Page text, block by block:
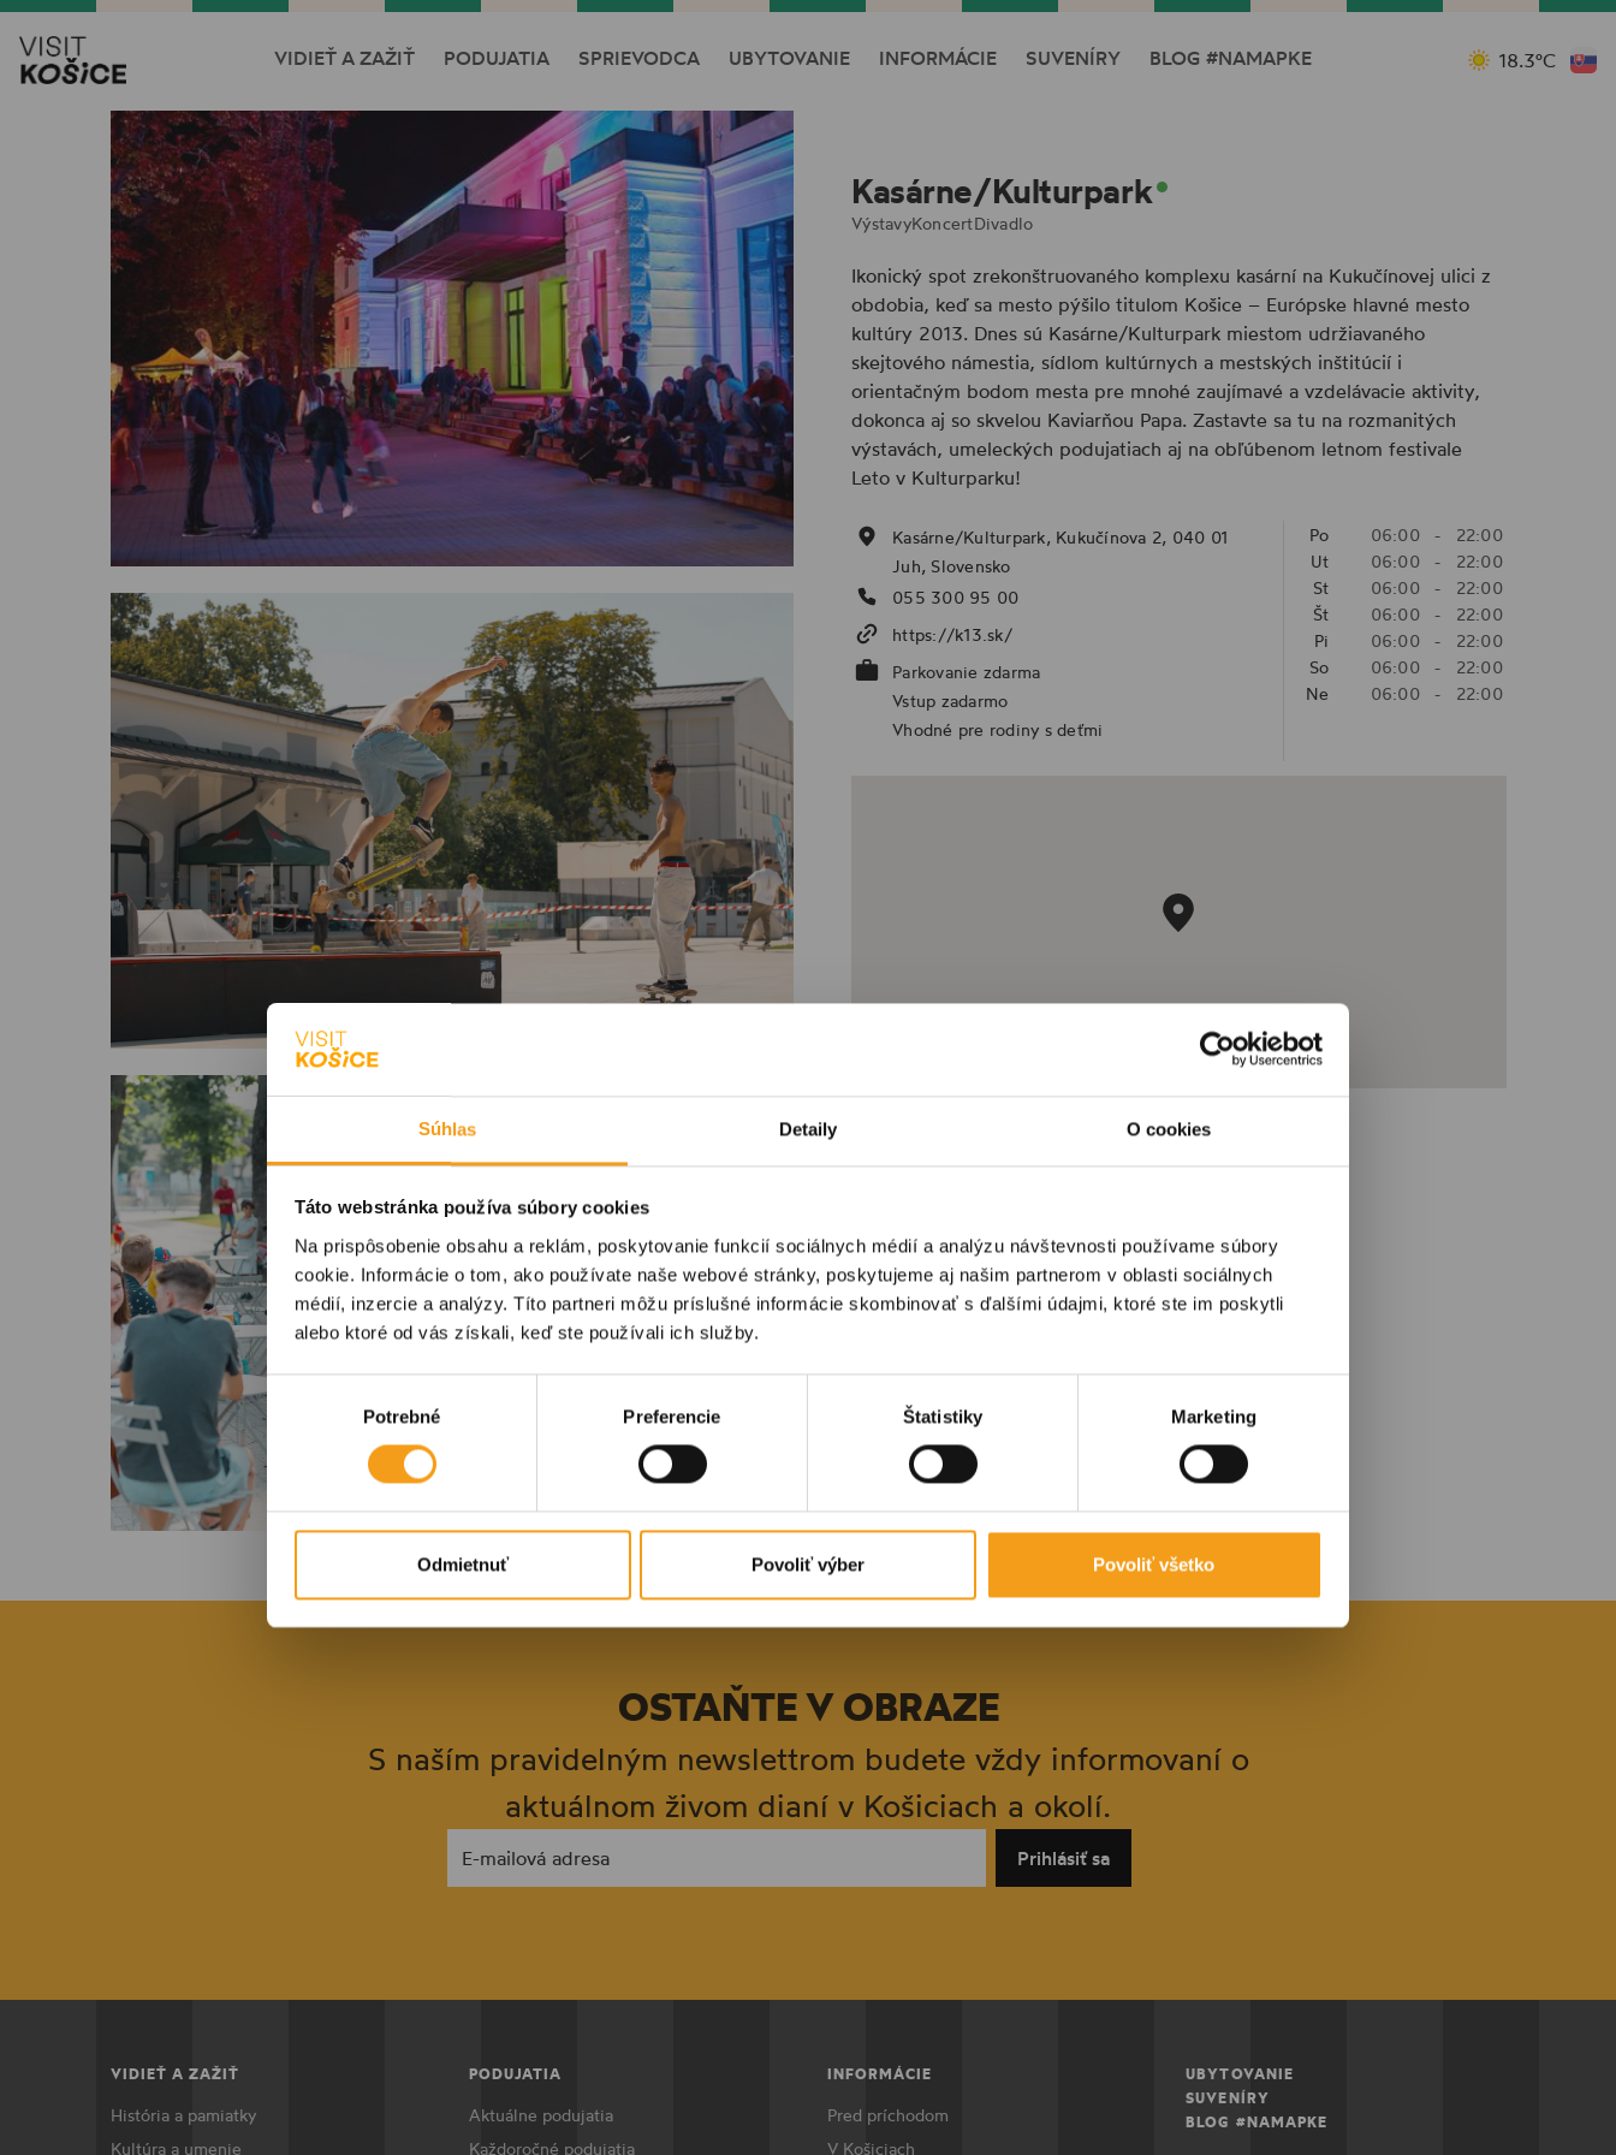
Súhlas Detaily O cookies
Táto webstránka používa súbory cookies
Na prispôsobenie obsahu a reklám, poskytovanie funkcií sociálnych médií a analýzu návštevnosti používame súbory
cookie. Informácie o tom, ako používate naše webové stránky, poskytujeme aj našim partnerom v oblasti sociálnych
médií, inzercie a analýzy. Títo partneri môžu príslušné informácie skombinovať s ďalšími údajmi, ktoré ste im poskytli
alebo ktoré od vás získali, keď ste používali ich služby.
Výber
Potrebné Preferencie Štatistiky Marketing
Odmietnuť Povoliť výber Povoliť všetko
VIDIEŤ A ZAŽIŤ PODUJATIA SPRIEVODCA UBYTOVANIE INFORMÁCIE SUVENÍRY BLOG #NAMAPKE 18.3°C
Kasárne/Kulturpark
VýstavyKoncertDivadlo
Ikonický spot zrekonštruovaného komplexu kasární na Kukučínovej ulici z
obdobia, keď sa mesto pýšilo titulom Košice – Európske hlavné mesto
kultúry 2013. Dnes sú Kasárne/Kulturpark miestom udržiavaného
skejtového námestia, sídlom kultúrnych a mestských inštitúcií i
orientačným bodom mesta pre mnohé zaujímavé a vzdelávacie aktivity,
dokonca aj so skvelou Kaviarňou Papa. Zastavte sa tu na rozmanitých
výstavách, umeleckých podujatiach aj na obľúbenom letnom festivale
Leto v Kulturparku!
Kasárne/Kulturpark, Kukučínova 2, 040 01
Juh, Slovensko
055 300 95 00
https://k13.sk/
Parkovanie zdarma
Vstup zadarmo
Vhodné pre rodiny s deťmi
Po 06:00 -
22:00
Ut
06:00 -
22:00
St
06:00 -
22:00
Št
06:00 -
22:00
Pi
06:00 -
22:00
So
06:00 -
22:00
Ne
06:00 - 22:00
OSTAŇTE V OBRAZE
S naším pravidelným newslettrom budete vždy informovaní o
aktuálnom živom dianí v Košiciach a okolí.
E-mailová adresa Prihlásiť sa
VIDIEŤ A ZAŽIŤ
História a pamiatky
Kultúra a umenie
PODUJATIA
Aktuálne podujatia
Každoročné podujatia
INFORMÁCIE
Pred príchodom
V Košiciach
UBYTOVANIE
SUVENÍRY
BLOG #NAMAPKE
Prihláste sa k odberu noviniek
S nami ste vždy v obraze! Prihláste sa na odber noviniek a
dostávajte tienajdôležitejšie informácie o podujatiach a dianí v
mestepriamo do svojej schránky!
Kliknutím na tlačidlo nižšie súhlasíte so